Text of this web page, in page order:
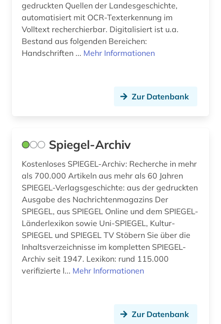
kambodscha (1)
kanada (5)
karibik (2)
katalog (4)
katholische zeitung (1)
kaukasus (1)
kirgisistan (1)
kitzingen (1)
klagenfurt (1)
koblenz (1)
gedruckten Quellen der Landesgeschichte,
automatisiert mit OCR-Texterkennung im
Volltext recherchierbar. Digitalisiert ist u.a.
Bestand aus folgenden Bereichen:
Handschriften ... Mehr Informationen
Zur Datenbank
Spiegel-Archiv
Kostenloses SPIEGEL-Archiv: Recherche in mehr
als 700.000 Artikeln aus mehr als 60 Jahren
SPIEGEL-Verlagsgeschichte: aus der gedruckten
Ausgabe des Nachrichtenmagazins Der
SPIEGEL, aus SPIEGEL Online und dem SPIEGEL-
Länderlexikon sowie Uni-SPIEGEL, Kultur-
SPIEGEL und SPIEGEL TV Stöbern Sie über die
Inhaltsverzeichnisse im kompletten SPIEGEL-
Archiv seit 1947. Lexikon: rund 115.000
verifizierte l... Mehr Informationen
Zur Datenbank